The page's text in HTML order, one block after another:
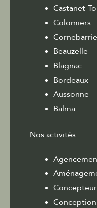
Castanet-
Colomiers
Beauzelle
Blagnac
Bordeaux
Aussonne
Balma
Nos activités